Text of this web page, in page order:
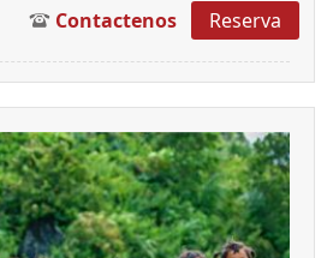
Contactenos Reserva